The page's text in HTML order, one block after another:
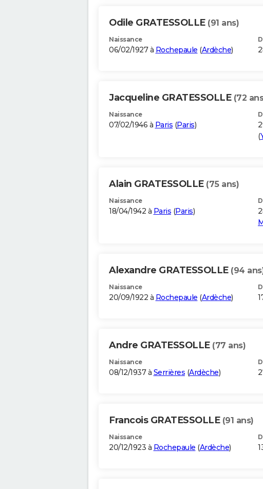
Odile GRATESSOLLE (91 ans)
Naissance
06/02/1927 à Rochepaule (Ardèche)
Jacqueline GRATESSOLLE (72
Naissance
07/02/1946 à Paris (Paris)
(
Alain GRATESSOLLE (75 ans)
Naissance
18/04/1942 à Paris (Paris)
Alexandre GRATESSOLLE (94
Naissance
20/09/1922 à Rochepaule (Ardèche)
Andre GRATESSOLLE (77 ans)
Naissance
08/12/1937 à Serrières (Ardèche)
Francois GRATESSOLLE (91 ans)
Naissance
20/12/1923 à Rochepaule (Ardèche)